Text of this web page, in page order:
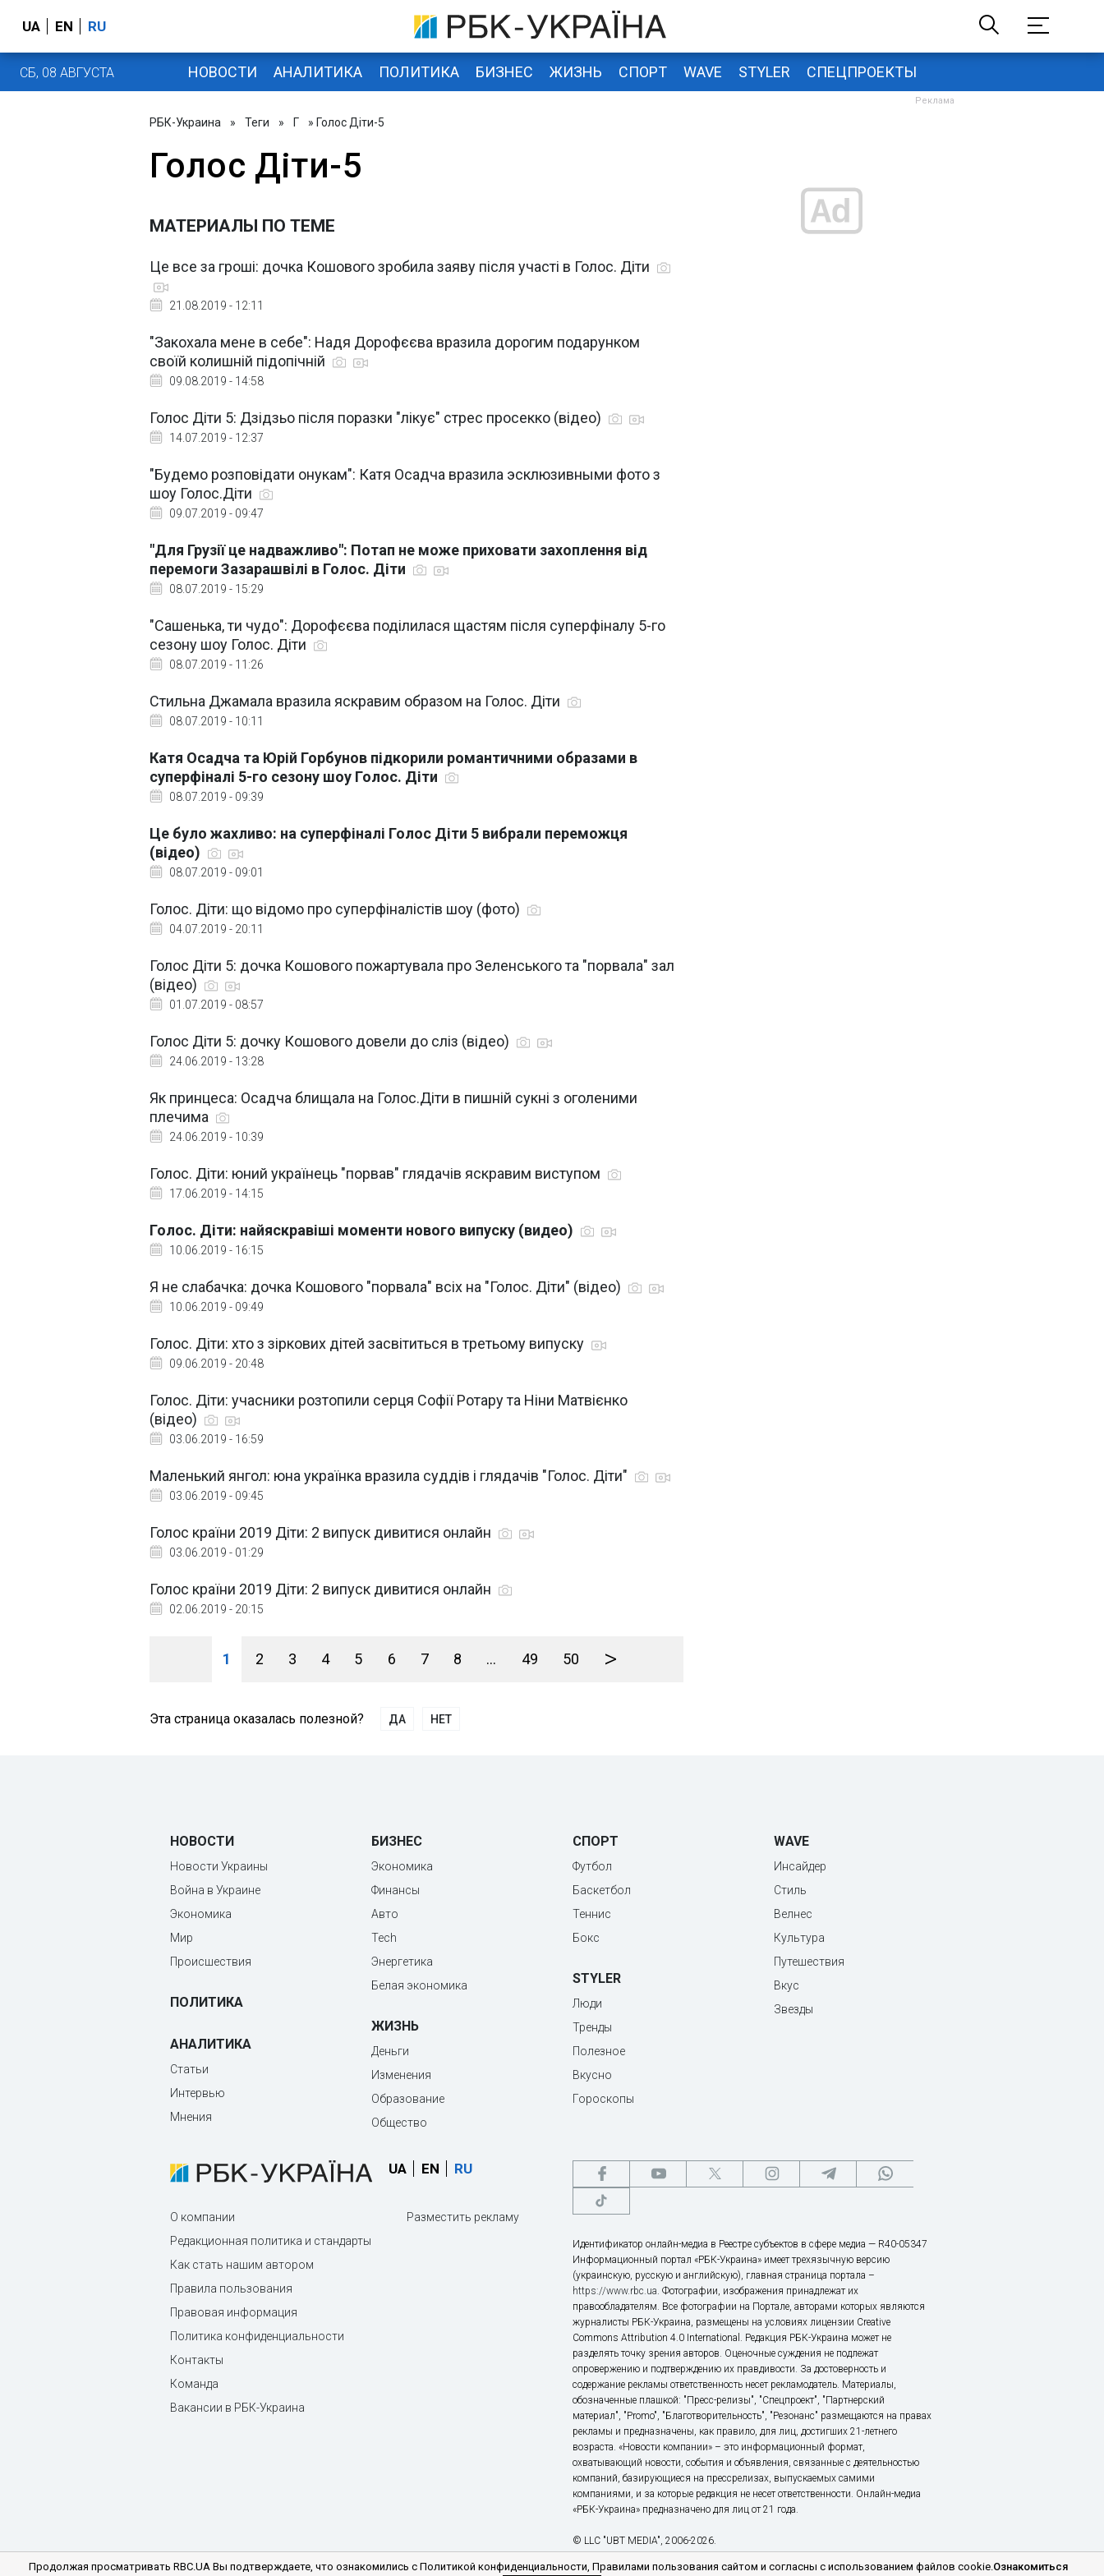
UA EN RU
СБ, 08 АВГУСТА НОВОСТИ АНАЛИТИКА ПОЛИТИКА БИЗНЕС ЖИЗНЬ СПОРТ WAVE STYLER СПЕЦПРОЕКТЫ
РБК-Украина » Теги » Г » Голос Діти-5
Голос Діти-5
МАТЕРИАЛЫ ПО ТЕМЕ
Це все за гроші: дочка Кошового зробила заяву після участі в Голос. Діти
21.08.2019 - 12:11
"Закохала мене в себе": Надя Дорофєєва вразила дорогим подарунком
своїй колишній підопічній
09.08.2019 - 14:58
Голос Діти 5: Дзідзьо після поразки "лікує" стрес просекко (відео)
14.07.2019 - 12:37
"Будемо розповідати онукам": Катя Осадча вразила эсклюзивными фото з
шоу Голос.Діти
09.07.2019 - 09:47
"Для Грузії це надважливо": Потап не може приховати захоплення від
перемоги Зазарашвілі в Голос. Діти
08.07.2019 - 15:29
"Сашенька, ти чудо": Дорофєєва поділилася щастям після суперфіналу 5-го
сезону шоу Голос. Діти
08.07.2019 - 11:26
Стильна Джамала вразила яскравим образом на Голос. Діти
08.07.2019 - 10:11
Катя Осадча та Юрій Горбунов підкорили романтичними образами в
суперфіналі 5-го сезону шоу Голос. Діти
08.07.2019 - 09:39
Це було жахливо: на суперфіналі Голос Діти 5 вибрали переможця
(відео)
08.07.2019 - 09:01
Голос. Діти: що відомо про суперфіналістів шоу (фото)
04.07.2019 - 20:11
Голос Діти 5: дочка Кошового пожартувала про Зеленського та "порвала" зал
(відео)
01.07.2019 - 08:57
Голос Діти 5: дочку Кошового довели до сліз (відео)
24.06.2019 - 13:28
Як принцеса: Осадча блищала на Голос.Діти в пишній сукні з оголеними
плечима
24.06.2019 - 10:39
Голос. Діти: юний українець "порвав" глядачів яскравим виступом
17.06.2019 - 14:15
Голос. Діти: найяскравіші моменти нового випуску (видео)
10.06.2019 - 16:15
Я не слабачка: дочка Кошового "порвала" всіх на "Голос. Діти" (відео)
10.06.2019 - 09:49
Голос. Діти: хто з зіркових дітей засвітиться в третьому випуску
09.06.2019 - 20:48
Голос. Діти: учасники розтопили серця Софії Ротару та Ніни Матвієнко
(відео)
03.06.2019 - 16:59
Маленький янгол: юна українка вразила суддів і глядачів "Голос. Діти"
03.06.2019 - 09:45
Голос країни 2019 Діти: 2 випуск дивитися онлайн
03.06.2019 - 01:29
Голос країни 2019 Діти: 2 випуск дивитися онлайн
02.06.2019 - 20:15
1 2 3 4 5 6 7 8 ... 49 50 >
Эта страница оказалась полезной? ДА НЕТ
НОВОСТИ
Новости Украины
Война в Украине
Экономика
Мир
Происшествия
ПОЛИТИКА
АНАЛИТИКА
Статьи
Интервью
Мнения
БИЗНЕС
Экономика
Финансы
Авто
Tech
Энергетика
Белая экономика
ЖИЗНЬ
Деньги
Изменения
Образование
Общество
СПОРТ
Футбол
Баскетбол
Теннис
Бокс
STYLER
Люди
Тренды
Полезное
Вкусно
Гороскопы
WAVE
Инсайдер
Стиль
Велнес
Культура
Путешествия
Вкус
Звезды
UA EN RU
О компании
Редакционная политика и стандарты
Как стать нашим автором
Правила пользования
Правовая информация
Политика конфиденциальности
Контакты
Команда
Вакансии в РБК-Украина
Разместить рекламу
Идентификатор онлайн-медиа в Реестре субъектов в сфере медиа — R40-05347
Информационный портал «РБК-Украина» имеет трехязычную версию
(украинскую, русскую и английскую), главная страница портала –
https://www.rbc.ua. Фотографии, изображения принадлежат их
правообладателям. Все фотографии на Портале, авторами которых являются
журналисты РБК-Украина, размещены на условиях лицензии Creative
Commons Attribution 4.0 International. Редакция РБК-Украина может не
разделять точку зрения авторов. Оценочные суждения не подлежат
опровержению и подтверждению их правдивости. За достоверность и
содержание рекламы ответственность несет рекламодатель. Материалы,
обозначенные плашкой: "Пресс-релизы", "Спецпроект", "Партнерский
материал", "Promo", "Благотворительность", "Резонанс" размещаются на правах
рекламы и предназначены, как правило, для лиц, достигших 21-летнего
возраста. «Новости компании» – это информационный формат,
охватывающий новости, события и объявления, связанные с деятельностью
компаний, базирующиеся на прессрелизах, выпускаемых самими
компаниями, и за которые редакция не несет ответственности. Онлайн-медиа
«РБК-Украина» предназначено для лиц от 21 года.
© LLC "UBT MEDIA", 2006-2026.
Продолжая просматривать RBC.UA Вы подтверждаете, что ознакомились с Политикой конфиденциальности, Правилами пользования сайтом и согласны с использованием файлов cookie.Ознакомиться